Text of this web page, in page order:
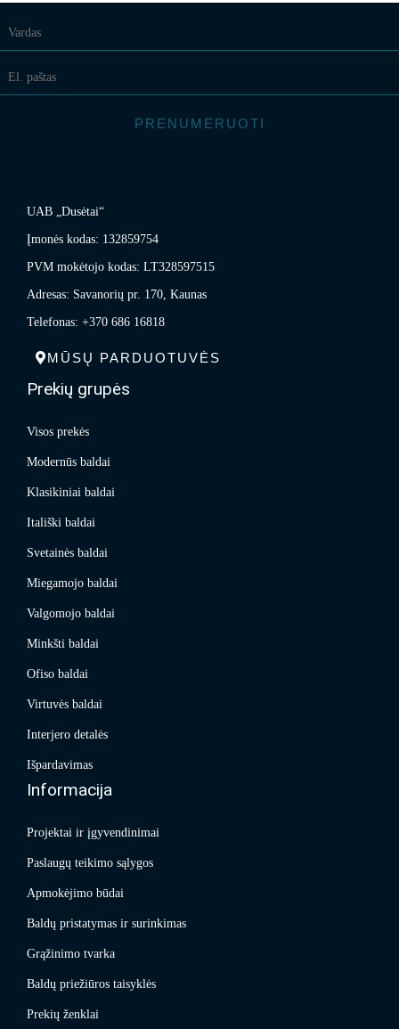
PRENUMERUOTI
UAB „Dusėtai“
Įmonės kodas: 132859754
PVM mokėtojo kodas: LT328597515
Adresas: Savanorių pr. 170, Kaunas
Telefonas: +370 686 16818
MŪSŲ PARDUOTUVĖS
Prekių grupės
Visos prekės
Modernūs baldai
Klasikiniai baldai
Itališki baldai
Svetainės baldai
Miegamojo baldai
Valgomojo baldai
Minkšti baldai
Ofiso baldai
Virtuvės baldai
Interjero detalės
Išpardavimas
Informacija
Projektai ir įgyvendinimai
Paslaugų teikimo sąlygos
Apmokėjimo būdai
Baldų pristatymas ir surinkimas
Grąžinimo tvarka
Baldų priežiūros taisyklės
Prekių ženklai